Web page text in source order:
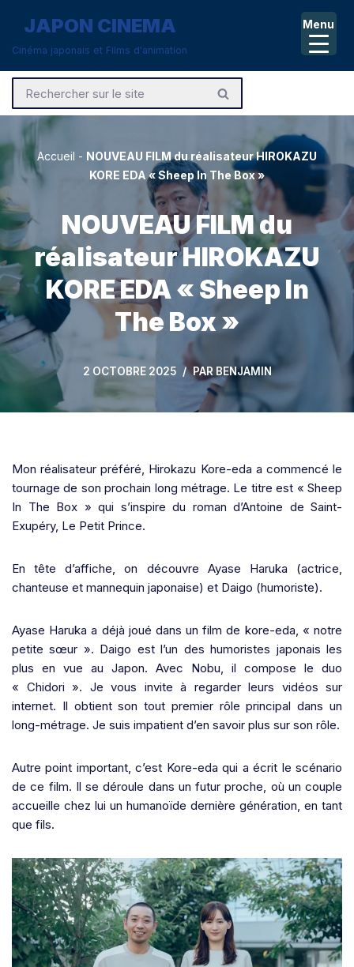
Aller
contenu
JAPON CINEMA
Cinéma japonais et Films d'animation
Accueil - NOUVEAU FILM du réalisateur HIROKAZU
KORE EDA « Sheep In The Box »
NOUVEAU FILM du
réalisateur HIROKAZU
KORE EDA « Sheep In
The Box »
2 OCTOBRE 2025 PAR BENJAMIN
Mon réalisateur préféré, Hirokazu Kore-eda a commencé le
tournage de son prochain long métrage. Le titre est « Sheep
In The Box » qui s’inspire du roman d’Antoine de Saint-
Exupéry, Le Petit Prince.
En tête d’affiche, on découvre Ayase Haruka (actrice,
chanteuse et mannequin japonaise) et Daigo (humoriste).
Ayase Haruka a déjà joué dans un film de kore-eda, « notre
petite sœur ». Daigo est l’un des humoristes japonais les
plus en vue au Japon. Avec Nobu, il compose le duo
« Chidori ». Je vous invite à regarder leurs vidéos sur
internet. Il obtient son tout premier rôle principal dans un
long-métrage. Je suis impatient d’en savoir plus sur son rôle.
Autre point important, c’est Kore-eda qui a écrit le scénario
de ce film. Il se déroule dans un futur proche, où un couple
accueille chez lui un humanoïde dernière génération, en tant
que fils.
Menu